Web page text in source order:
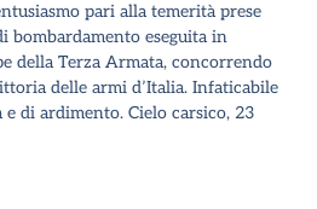
pari alla temerità prese
bombardamento eseguita in
della Terza Armata, concorrendo
delle armi d’Italia. Infaticabile
e di ardimento. Cielo carsico, 23